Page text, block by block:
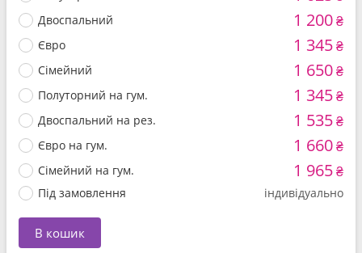
Двоспальний 1 200₴
Євро 1 345₴
Сімейний 1 650₴
Полуторний на гум. 1 345₴
Двоспальний на рез. 1 535₴
Євро на гум. 1 660₴
Сімейний на гум. 1 965₴
Під замовлення індивідуально
В кошик